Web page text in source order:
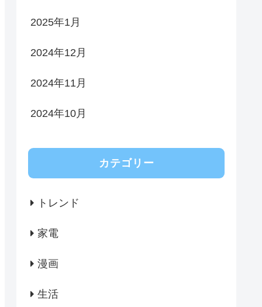
2025年1月
2024年12月
2024年11月
2024年10月
カテゴリー
トレンド
家電
漫画
生活